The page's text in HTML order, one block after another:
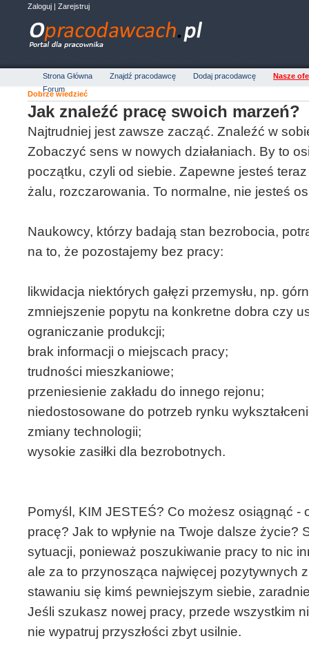
Zaloguj | Zarejstruj
Strona Główna Znajdź pracodawcę Dodaj pracodawcę
Nasze
Forum
Dobrze wiedzieć
Jak znaleźć pracę swoich marzeń?
Najtrudniej jest zawsze zacząć. Znaleźć w
Zobaczyć sens w nowych działaniach. By to
początku, czyli od siebie. Zapewne jesteś
żalu, rozczarowania. To normalne, nie jesteś
Naukowcy, którzy badają stan bezrobocia,
na to, że pozostajemy bez pracy:
likwidacja niektórych gałęzi przemysłu, np.
zmniejszenie popytu na konkretne dobra czy
ograniczanie produkcji;
brak informacji o miejscach pracy;
trudności mieszkaniowe;
przeniesienie zakładu do innego rejonu;
niedostosowane do potrzeb rynku
zmiany technologii;
wysokie zasiłki dla bezrobotnych.
Pomyśl, KIM JESTEŚ? Co możesz osiągnąć -
pracę? Jak to wpłynie na Twoje dalsze życie?
sytuacji, ponieważ poszukiwanie pracy to nic
ale za to przynosząca najwięcej pozytywnych
stawaniu się kimś pewniejszym siebie,
Jeśli szukasz nowej pracy, przede wszystkim
nie wypatruj przyszłości zbyt usilnie.